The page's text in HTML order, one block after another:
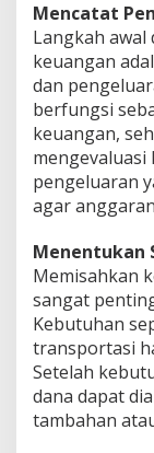
Mencatat
Langkah
keuangan
dan
berfungsi
keuangan,
mengevaluasi
pengeluaran
agar
Menentukan
Memisahkan
sangat
Kebutuhan
transportasi
Setelah
dana dapat
tambahan